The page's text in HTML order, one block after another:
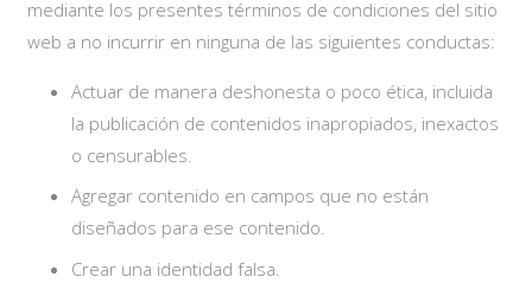
mediante los presentes términos de condiciones del sitio
web a no incurrir en ninguna de las siguientes conductas:
Actuar de manera deshonesta o poco ética, incluida
la publicación de contenidos inapropiados, inexactos
o censurables.
Agregar contenido en campos que no están
diseñados para ese contenido.
Crear una identidad falsa.